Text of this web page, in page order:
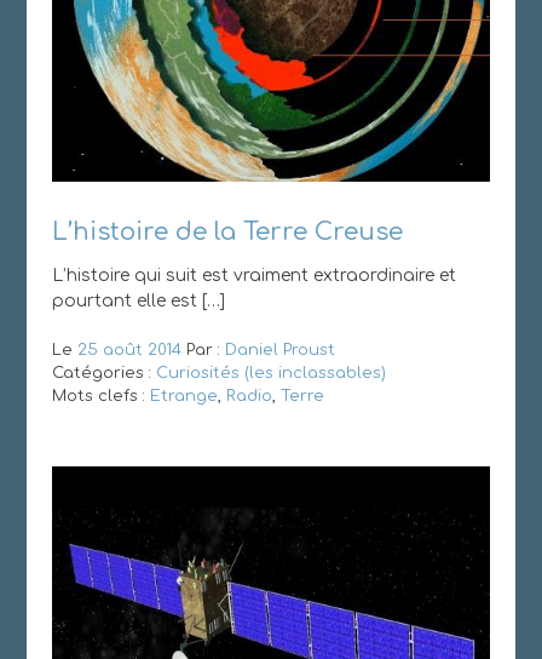
L’histoire de la Terre Creuse
L’histoire qui suit est vraiment extraordinaire et
pourtant elle est […]
Le 25 août 2014Par : Daniel Proust
Catégories : Curiosités (les inclassables)
Mots clefs : Etrange, Radio, Terre